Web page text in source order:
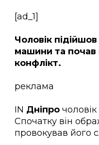
[ad_1]
Чоловік
машини та почав
конфлікт.
реклама
IN Дніпро
Спочатку він
провокував його